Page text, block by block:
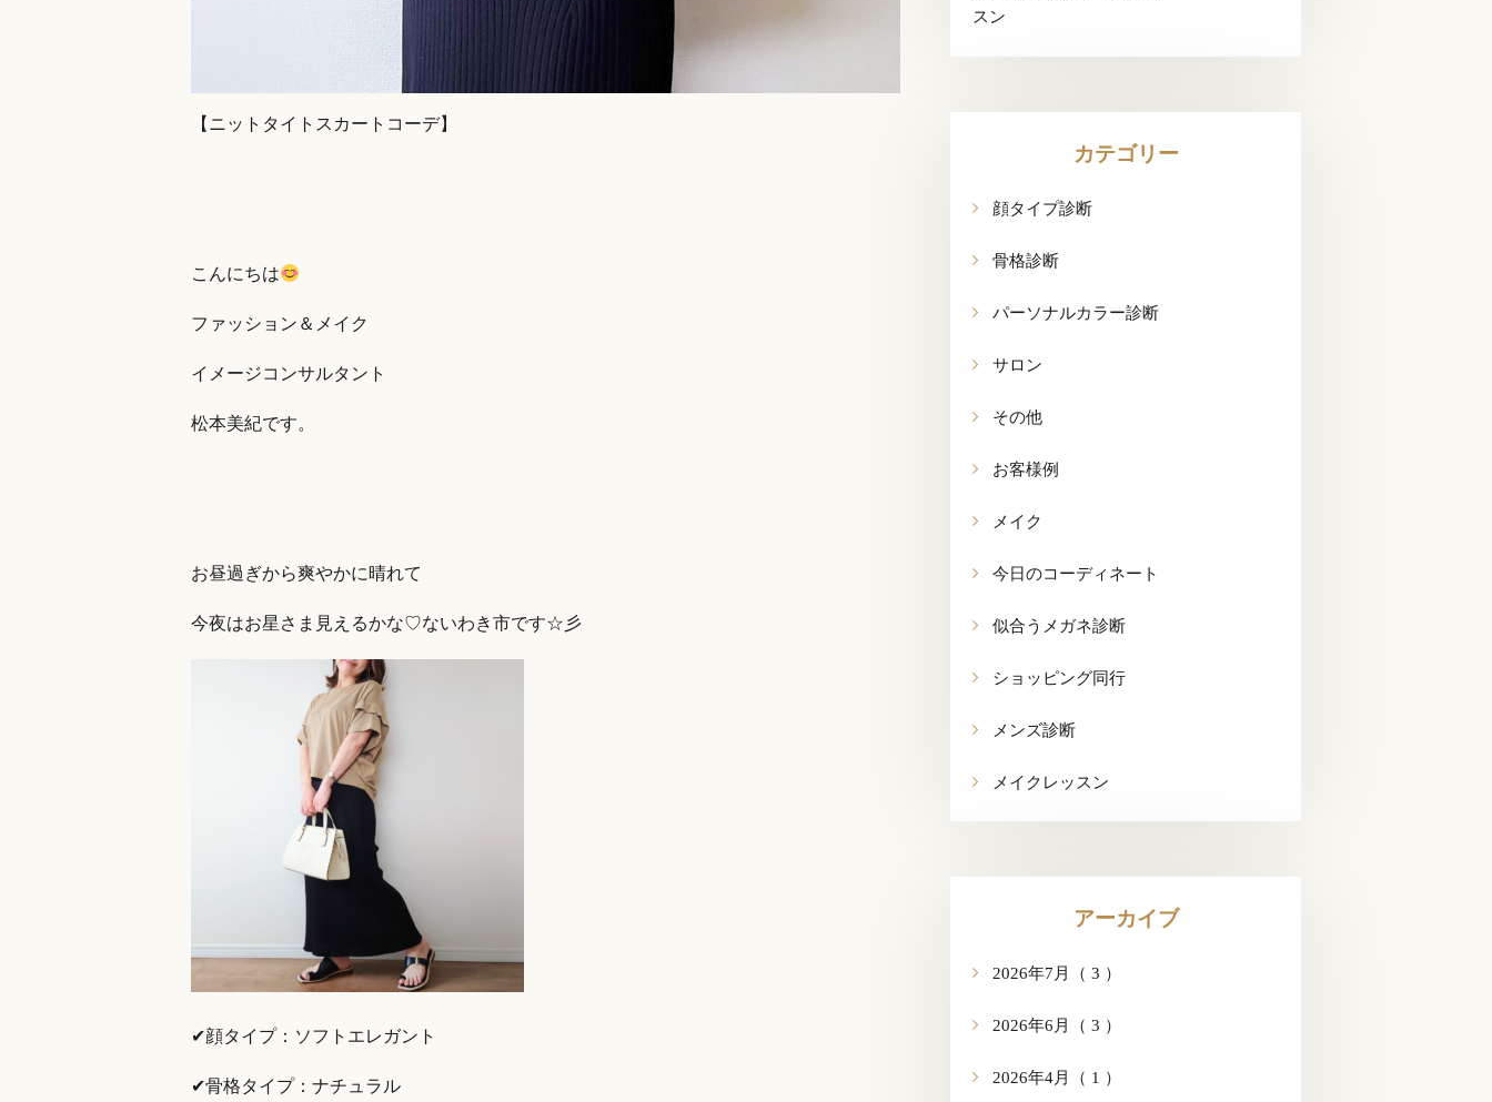
【ニットタイトスカートコーデ】
こんにちは
ファッション＆メイク
イメージコンサルタント
松本美紀です。
お昼過ぎから爽やかに晴れて
今夜はお星さま見えるかな♡ないわき市です☆彡
✔顔タイプ：ソフトエレガント
✔骨格タイプ：ナチュラル
スン
カテゴリー
顔タイプ診断
骨格診断
パーソナルカラー診断
サロン
その他
お客様例
メイク
今日のコーディネート
似合うメガネ診断
ショッピング同行
メンズ診断
メイクレッスン
アーカイブ
2026年7月（ 3 ）
2026年6月（ 3 ）
2026年4月（ 1 ）